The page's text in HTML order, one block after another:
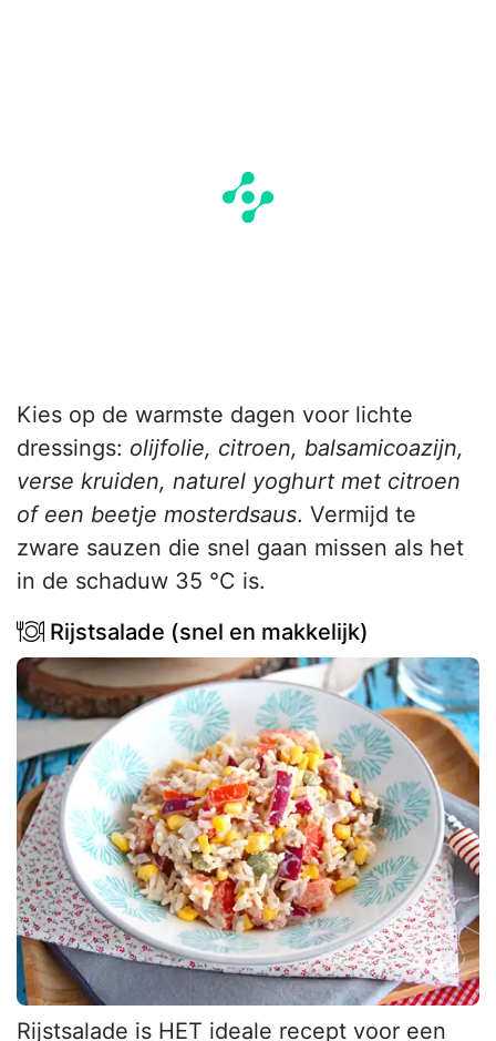
Kies op de warmste dagen voor lichte
dressings: olijfolie, citroen, balsamicoazijn,
verse kruiden, naturel yoghurt met citroen
of een beetje mosterdsaus. Vermijd te
zware sauzen die snel gaan missen als het
in de schaduw 35 °C is.
Rijstsalade (snel en makkelijk)
Rijstsalade is HET ideale recept voor een